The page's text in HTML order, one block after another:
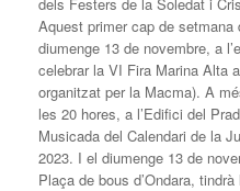
Aquest primer cap de
diumenge 13 de novembre, a
celebrar la VI Fira Marina Alta
organitzat per la Macma). A
les 20 hores, a l’Edifici del
Musicada del Calendari de la
2023. I el diumenge 13 de
Plaça de bous d’Ondara,